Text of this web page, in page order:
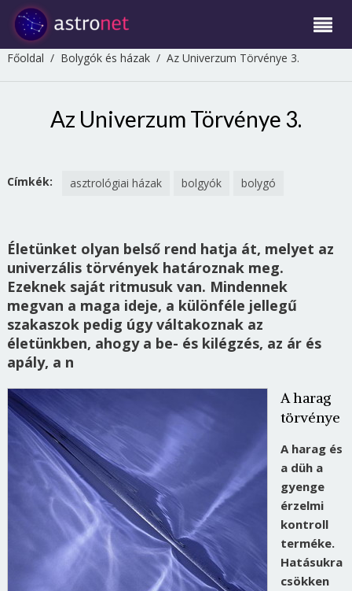
Főoldal / Bolygók és házak/ Az Univerzum Törvénye 3.
Az Univerzum Törvénye 3.
Címkék: asztrológiai házak bolgyók bolygó
Életünket olyan belső rend hatja át, melyet az
univerzális törvények határoznak meg.
Ezeknek saját ritmusuk van. Mindennek
megvan a maga ideje, a különféle jellegű
szakaszok pedig úgy váltakoznak az
életünkben, ahogy a be- és kilégzés, az ár és
apály, a n
A harag
törvénye
A harag és
a düh a
gyenge
érzelmi
kontroll
terméke.
Hatásukra
csökken